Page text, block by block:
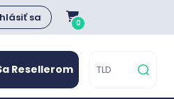
sa 0
Resellerom